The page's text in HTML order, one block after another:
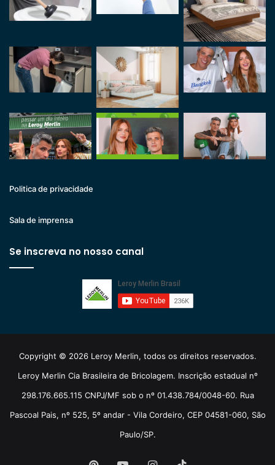
Politica de privacidade
Sala de imprensa
Se inscreva no nosso canal
Copyright © 2026 Leroy Merlin, todos os direitos reservados.
Leroy Merlin Cia Brasileira de Bricolagem. Inscrição estadual nº
298.176.665.115 CNPJ/MF sob o nº 01.438.784/0048-60. Rua
Pascoal Pais, nº 525, 5º andar - Vila Cordeiro, CEP 04581-060, São
Paulo/SP.